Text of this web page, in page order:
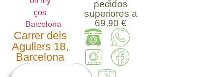
Carrer dels
Agullers 18,
Barcelona
pedidos
superiores a
69,90 €